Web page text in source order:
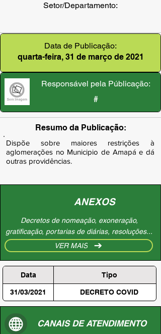
Setor/Departamento:
Data de Publicação:
quarta-feira, 31 de março de 2021
Responsável pela Públicação:
#
Resumo da Publicação:
Dispõe sobre maiores restrições à
aglomerações no Municipio de Amapá e dá
outras providências.
ANEXOS
Decretos de nomeação, exoneração,
gratificação, portarias de diárias, resoluções...
VER MAIS
Data Tipo
31/03/2021 DECRETO COVID
CANAIS DE ATENDIMENTO